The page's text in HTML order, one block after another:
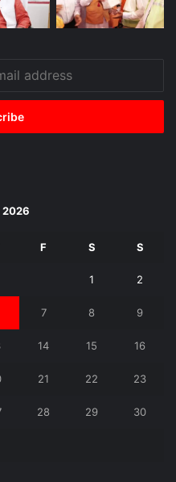
2026
F S S
1 2
7 8 9
14 15 16
21 22 23
28 29 30